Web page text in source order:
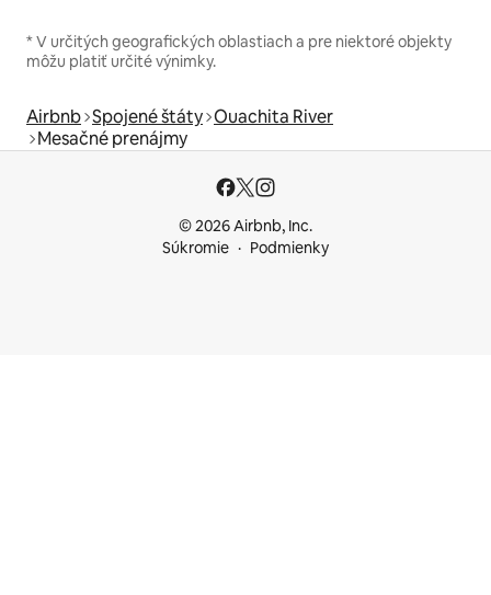
* V určitých geografických oblastiach a pre niektoré objekty
môžu platiť určité výnimky.
Airbnb Spojené štáty Ouachita River
Mesačné prenájmy
© 2026 Airbnb, Inc.
Súkromie
Podmienky